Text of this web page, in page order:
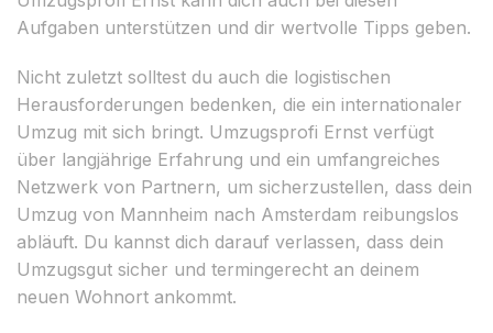
Aufgaben unterstützen und dir wertvolle Tipps geben.
Nicht zuletzt solltest du auch die logistischen
Herausforderungen bedenken, die ein internationaler
Umzug mit sich bringt. Umzugsprofi Ernst verfügt
über langjährige Erfahrung und ein umfangreiches
Netzwerk von Partnern, um sicherzustellen, dass dein
Umzug von Mannheim nach Amsterdam reibungslos
abläuft. Du kannst dich darauf verlassen, dass dein
Umzugsgut sicher und termingerecht an deinem
neuen Wohnort ankommt.